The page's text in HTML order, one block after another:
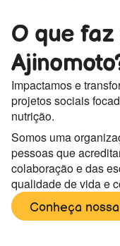
O que
Impactamos e
projetos sociais
nutrição.
Somos uma
pessoas que
colaboração e das
qualidade de vida e
Conheça